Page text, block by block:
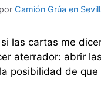
por Camión Grúa en
si las cartas me
aterrador: abrir
posibilidad de